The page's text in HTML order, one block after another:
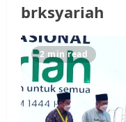
brksyariah
2 min read